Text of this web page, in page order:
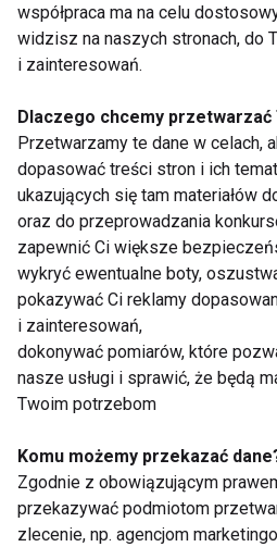
RELAKS PEELING
Relaks
trening fizyczny
wpływa na zdrowie
psychiczne i
odporność na stres
współpraca ma na celu
widzisz na naszych stronach, do
i zainteresowań.
Dlaczego chcemy przetwarzać
Przetwarzamy te dane w celach,
dopasować treści stron i ich
ukazujących się tam materiałów
oraz do przeprowadzania
zapewnić Ci większe
wykryć ewentualne boty,
pokazywać Ci reklamy
i zainteresowań,
dokonywać pomiarów, które
nasze usługi i sprawić, że będą
Twoim potrzebom
Komu możemy przekazać
Zgodnie z obowiązującym
przekazywać podmiotom
zlecenie, np. agencjom